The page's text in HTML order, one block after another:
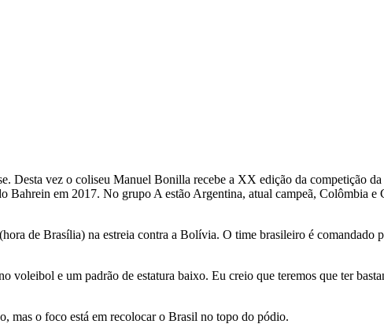
Desta vez o coliseu Manuel Bonilla recebe a XX edição da competição
em 2017. No grupo A estão Argentina, atual campeã, Colômbia e
de Brasília) na estreia contra a Bolívia. O time brasileiro é
e um padrão de estatura baixo. Eu creio que teremos que ter
mas o foco está em recolocar o Brasil no topo do pódio.